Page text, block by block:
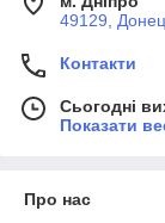
49129,
Контакти
Сьогодні
Показати
Про нас